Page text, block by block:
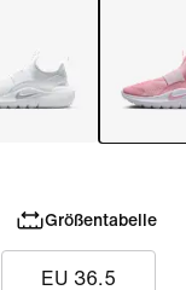
Größentabelle
EU 36.5